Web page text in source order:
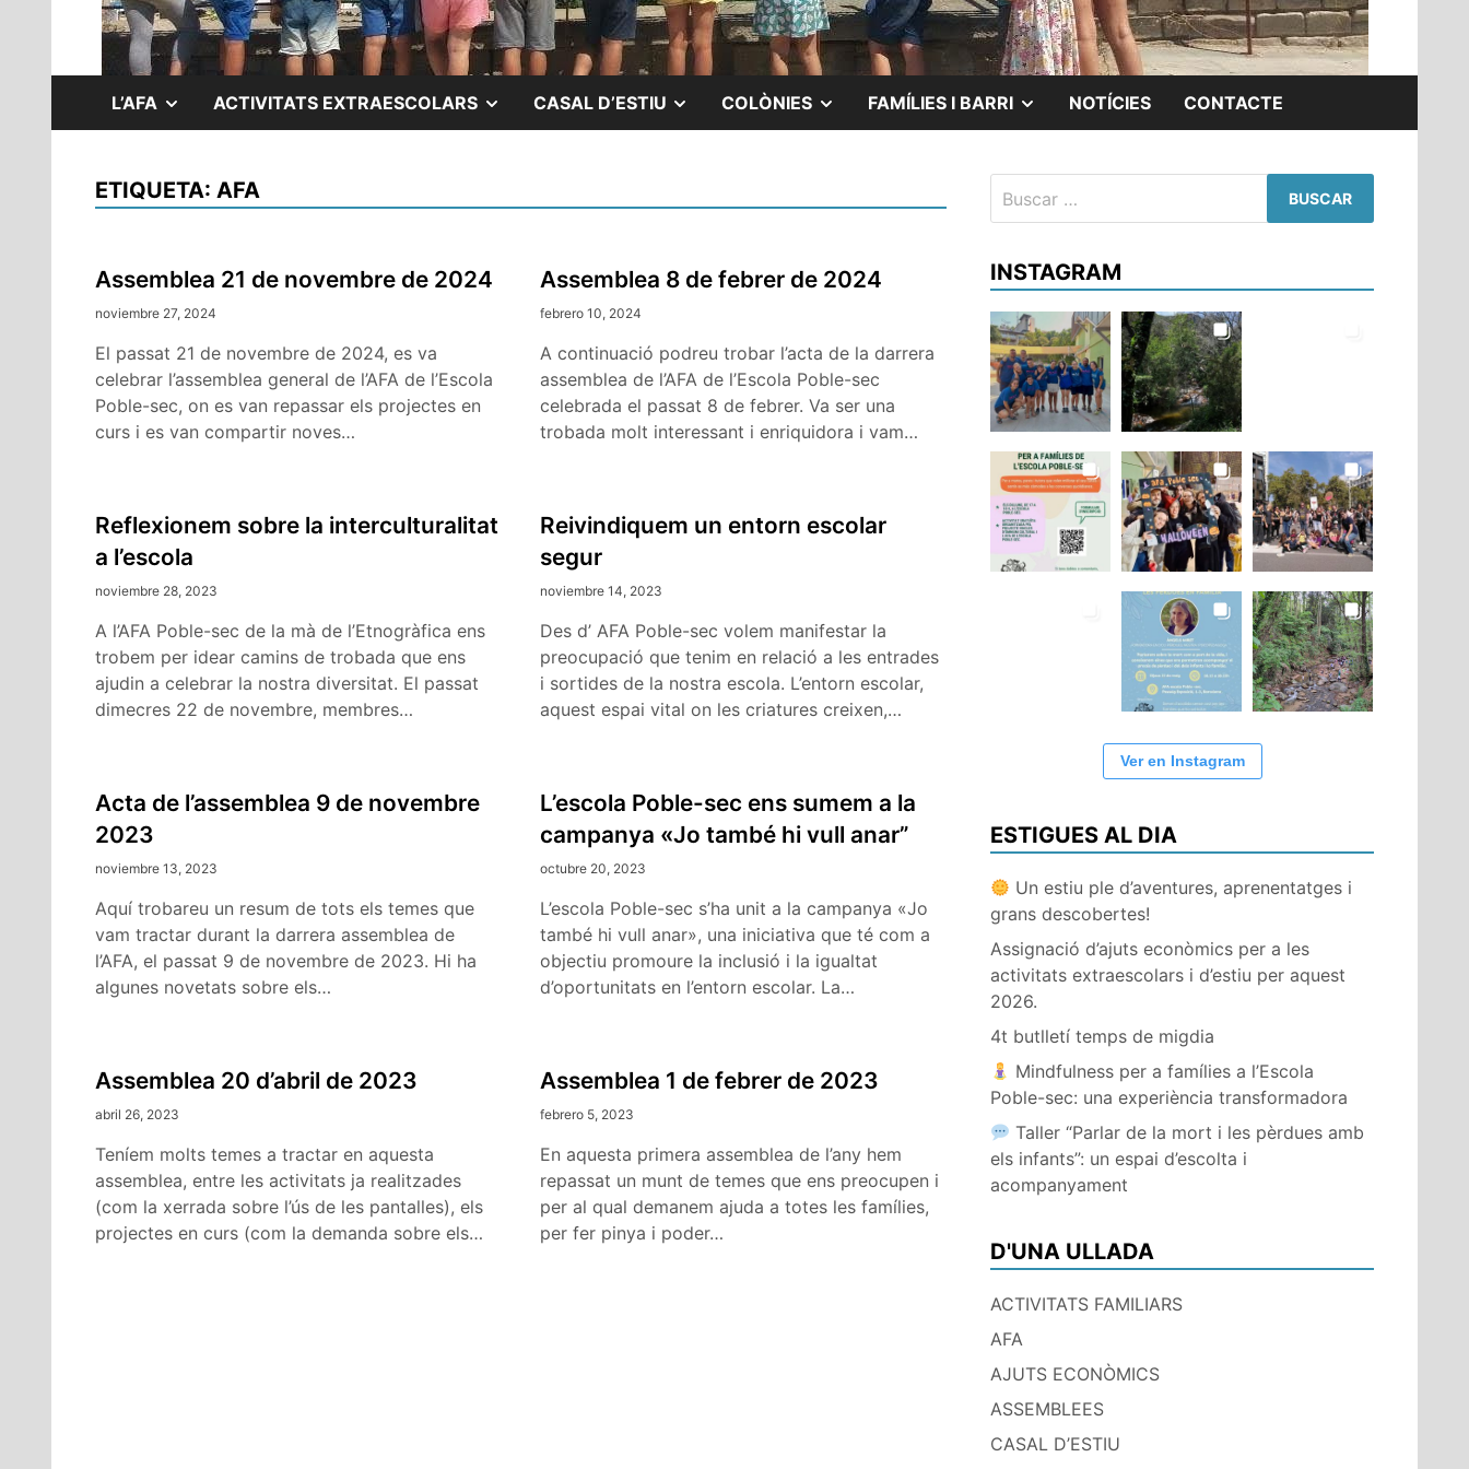
L’AFA MOSTRAR
SUBMENÚ
ACTIVITATS EXTRAESCOLARS MOSTRAR
SUBMENÚ
CASAL D’ESTIU MOSTRAR
SUBMENÚ
COLÒNIES MOSTRAR
SUBMENÚ
FAMÍLIES I BARRI MOSTRAR
SUBMENÚ
NOTÍCIES CONTACTE
ETIQUETA: AFA
Assemblea 21 de novembre de 2024
noviembre 27, 2024
El passat 21 de novembre de 2024, es va
celebrar l’assemblea general de l’AFA de l’Escola
Poble-sec, on es van repassar els projectes en
curs i es van compartir noves…
Assemblea 8 de febrer de 2024
febrero 10, 2024
A continuació podreu trobar l’acta de la darrera
assemblea de l’AFA de l’Escola Poble-sec
celebrada el passat 8 de febrer. Va ser una
trobada molt interessant i enriquidora i vam…
Reflexionem sobre la interculturalitat
a l’escola
noviembre 28, 2023
A l’AFA Poble-sec de la mà de l’Etnogràfica ens
trobem per idear camins de trobada que ens
ajudin a celebrar la nostra diversitat. El passat
dimecres 22 de novembre, membres…
Reivindiquem un entorn escolar
segur
noviembre 14, 2023
Des d’ AFA Poble-sec volem manifestar la
preocupació que tenim en relació a les entrades
i sortides de la nostra escola. L’entorn escolar,
aquest espai vital on les criatures creixen,…
Acta de l’assemblea 9 de novembre
2023
noviembre 13, 2023
Aquí trobareu un resum de tots els temes que
vam tractar durant la darrera assemblea de
l’AFA, el passat 9 de novembre de 2023. Hi ha
algunes novetats sobre els…
L’escola Poble-sec ens sumem a la
campanya «Jo també hi vull anar”
octubre 20, 2023
L’escola Poble-sec s’ha unit a la campanya «Jo
també hi vull anar», una iniciativa que té com a
objectiu promoure la inclusió i la igualtat
d’oportunitats en l’entorn escolar. La…
Assemblea 20 d’abril de 2023
abril 26, 2023
Teníem molts temes a tractar en aquesta
assemblea, entre les activitats ja realitzades
(com la xerrada sobre l’ús de les pantalles), els
projectes en curs (com la demanda sobre els…
Assemblea 1 de febrer de 2023
febrero 5, 2023
En aquesta primera assemblea de l’any hem
repassat un munt de temes que ens preocupen i
per al qual demanem ajuda a totes les famílies,
per fer pinya i poder…
INSTAGRAM
Ver en Instagram
ESTIGUES AL DIA
Un estiu ple d’aventures, aprenentatges i
grans descobertes!
Assignació d’ajuts econòmics per a les
activitats extraescolars i d’estiu per aquest
2026.
4t butlletí temps de migdia
Mindfulness per a famílies a l’Escola
Poble-sec: una experiència transformadora
Taller “Parlar de la mort i les pèrdues amb
els infants”: un espai d’escolta i
acompanyament
D'UNA ULLADA
ACTIVITATS FAMILIARS
AFA
AJUTS ECONÒMICS
ASSEMBLEES
CASAL D’ESTIU